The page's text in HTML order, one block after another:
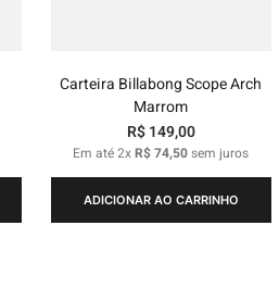
Carteira Billabong Scope Arch
Marrom
R$ 149,00
Em até2xR$74,50sem juros
ADICIONAR AO CARRINHO